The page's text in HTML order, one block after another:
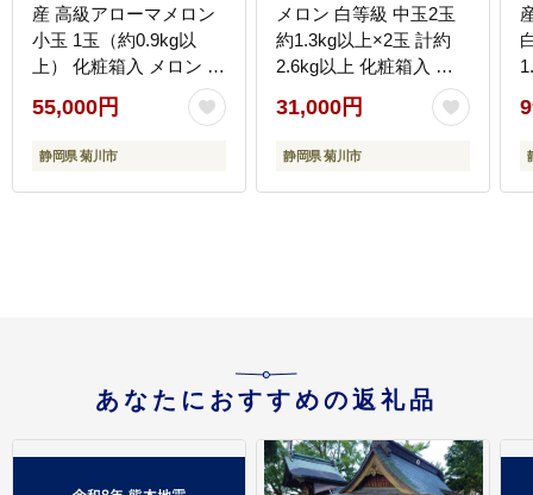
産 高級アローマメロン
小玉 1玉（約0.9kg以
上） 化粧箱入 メロン め
ろん くだもの 果物 果実
フルーツ ガラス温室栽
培 ブランド 国産 静岡県
55,000円
静岡県 菊川市
メロン 白等級 中玉2玉
約1.3kg以上×2玉 計約
2.6kg以上 化粧箱入 果
物 フルーツ メロン めろ
ん 青肉 高級ブランドメ
ロン ブランドメロン 高
31,000円
静岡県 菊川市
あなたにおすすめの返礼品